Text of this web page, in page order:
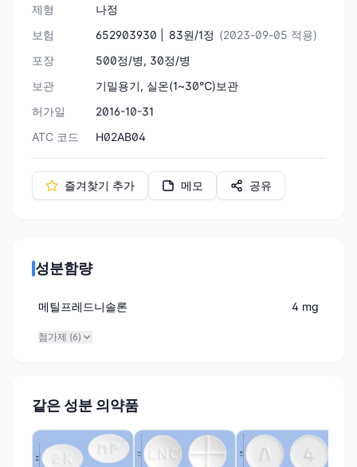
제형
나정
보험
652903930 | 83원/1정 (2023-09-05 적용)
포장
500정/병, 30정/병
보관
기밀용기, 실온(1~30℃)보관
허가일
2016-10-31
ATC 코드
H02AB04
즐겨찾기 추가 메모 공유
성분함량
메틸프레드니솔론 4 mg
첨가제 (6)
같은 성분 의약품